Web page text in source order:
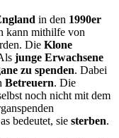
in den 1990er
kann mithilfe von
Die Klone
junge Erwachsene
zu spenden. Dabei
Betreuern. Die
noch nicht mit dem
bedeutet, sie sterben.